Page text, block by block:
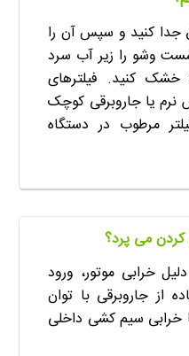
جدا کنید و سپس آن را
وشو را زیر آب سرد
کنید. فیلترهای
یا جاروبرقی کوچک
مرطوب در دستگاه
کردن می پرد؟
خرابی موتور، ورود
از جاروبرقی با توان
خرابی سیم کشی داخلی